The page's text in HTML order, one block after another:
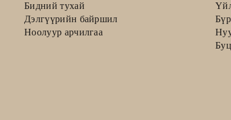
Бидний тухай
Дэлгүүрийн байршил
Ноолуур арчилгаа